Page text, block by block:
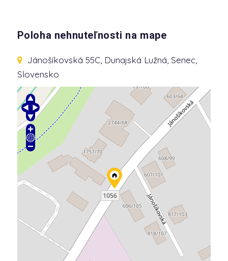
Poloha nehnuteľnosti na mape
Jánošíkovská 55C, Dunajská Lužná, Senec,
Slovensko